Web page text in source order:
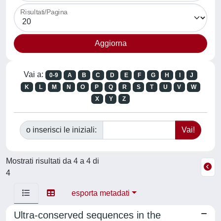
Risultati/Pagina
Vai a: 0-9 A B C D E F G H
J
K
L M N O P Q R S T U V
W
X
Y Z
o inserisci le iniziali:
Mostrati risultati da 4 a 4 di
4
esporta metadati
Ultra-conserved sequences in the